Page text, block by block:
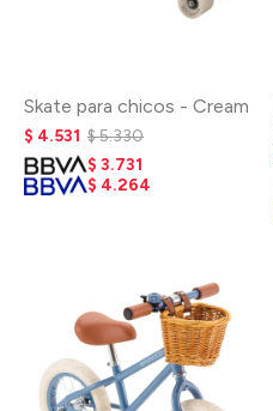
Skate para chicos - Cream
$ 4.531 $5.330
$ 3.731
$ 4.264